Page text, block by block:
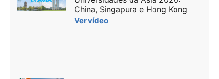
China, Singapura e Hong Kong
Ver vídeo